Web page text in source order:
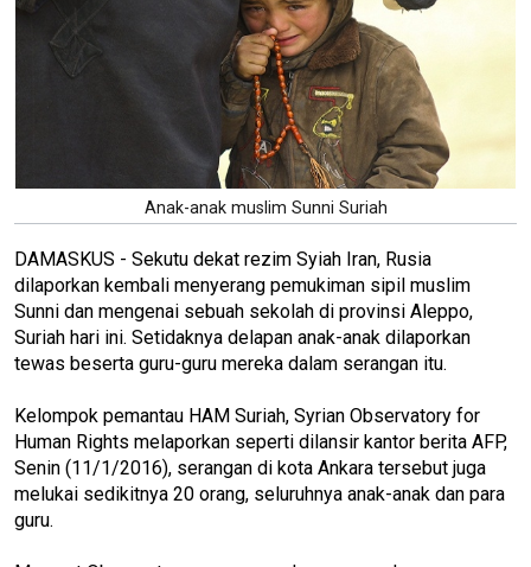
Anak-anak muslim Sunni Suriah
DAMASKUS - Sekutu dekat rezim Syiah Iran, Rusia
dilaporkan kembali menyerang pemukiman sipil muslim
Sunni dan mengenai sebuah sekolah di provinsi Aleppo,
Suriah hari ini. Setidaknya delapan anak-anak dilaporkan
tewas beserta guru-guru mereka dalam serangan itu.
Kelompok pemantau HAM Suriah, Syrian Observatory for
Human Rights melaporkan seperti dilansir kantor berita AFP,
Senin (11/1/2016), serangan di kota Ankara tersebut juga
melukai sedikitnya 20 orang, seluruhnya anak-anak dan para
guru.